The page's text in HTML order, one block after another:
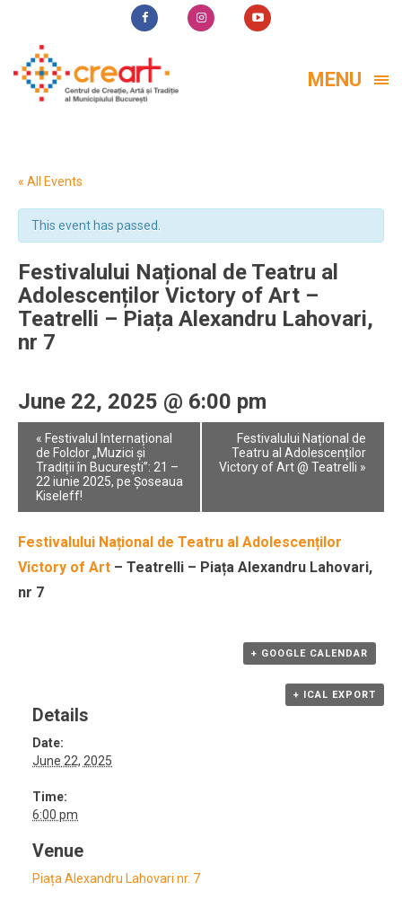
MENU
« All Events
This event has passed.
Festivalului Național de Teatru al
Adolescenților Victory of Art –
Teatrelli – Piața Alexandru Lahovari,
nr 7
June 22, 2025 @ 6:00 pm
Event
Navigation
« Festivalul Internațional
de Folclor „Muzici și
Tradiții în București”: 21 –
22 iunie 2025, pe Șoseaua
Kiseleff!
Festivalului Național de
Teatru al Adolescenților
Victory of Art @ Teatrelli »
Festivalului Național de Teatru al Adolescenților
Victory of Art – Teatrelli – Piața Alexandru Lahovari,
nr 7
+ GOOGLE CALENDAR
+ ICAL EXPORT
Details
Date:
June 22, 2025
Time:
6:00 pm
Venue
Piața Alexandru Lahovari nr. 7